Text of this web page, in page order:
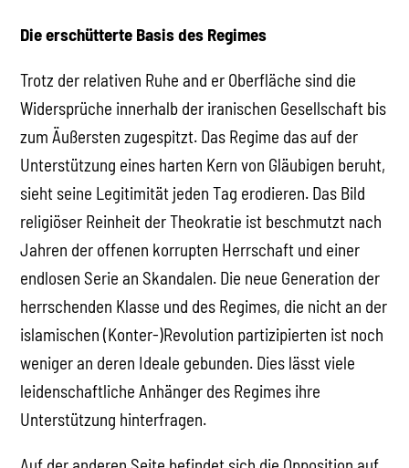
Die erschütterte Basis des Regimes
Trotz der relativen Ruhe and er Oberfläche sind die
Widersprüche innerhalb der iranischen Gesellschaft bis
zum Äußersten zugespitzt. Das Regime das auf der
Unterstützung eines harten Kern von Gläubigen beruht,
sieht seine Legitimität jeden Tag erodieren. Das Bild
religiöser Reinheit der Theokratie ist beschmutzt nach
Jahren der offenen korrupten Herrschaft und einer
endlosen Serie an Skandalen. Die neue Generation der
herrschenden Klasse und des Regimes, die nicht an der
islamischen (Konter-)Revolution partizipierten ist noch
weniger an deren Ideale gebunden. Dies lässt viele
leidenschaftliche Anhänger des Regimes ihre
Unterstützung hinterfragen.